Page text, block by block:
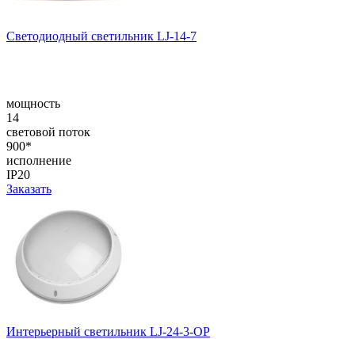
Светодиодный светильник LJ-14-7
мощность
14
световой поток
900*
исполнение
IP20
Заказать
Интерьерный светильник LJ-24-3-OP